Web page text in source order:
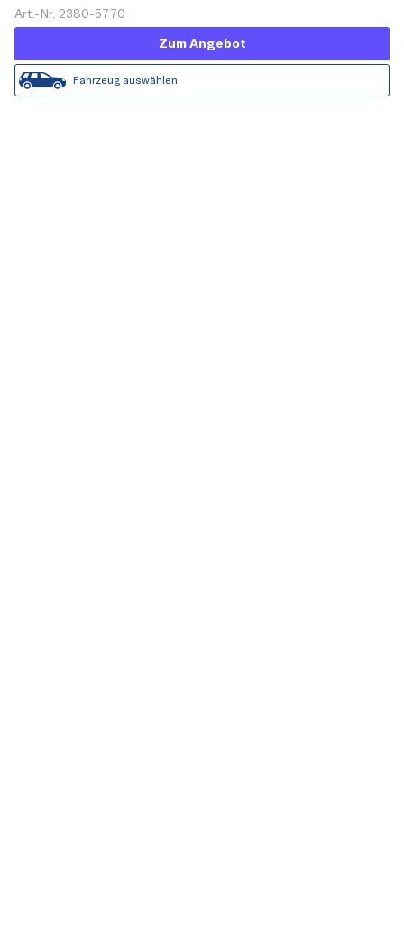
Art.-Nr. 2380-5770
Zum Angebot
Fahrzeug auswählen